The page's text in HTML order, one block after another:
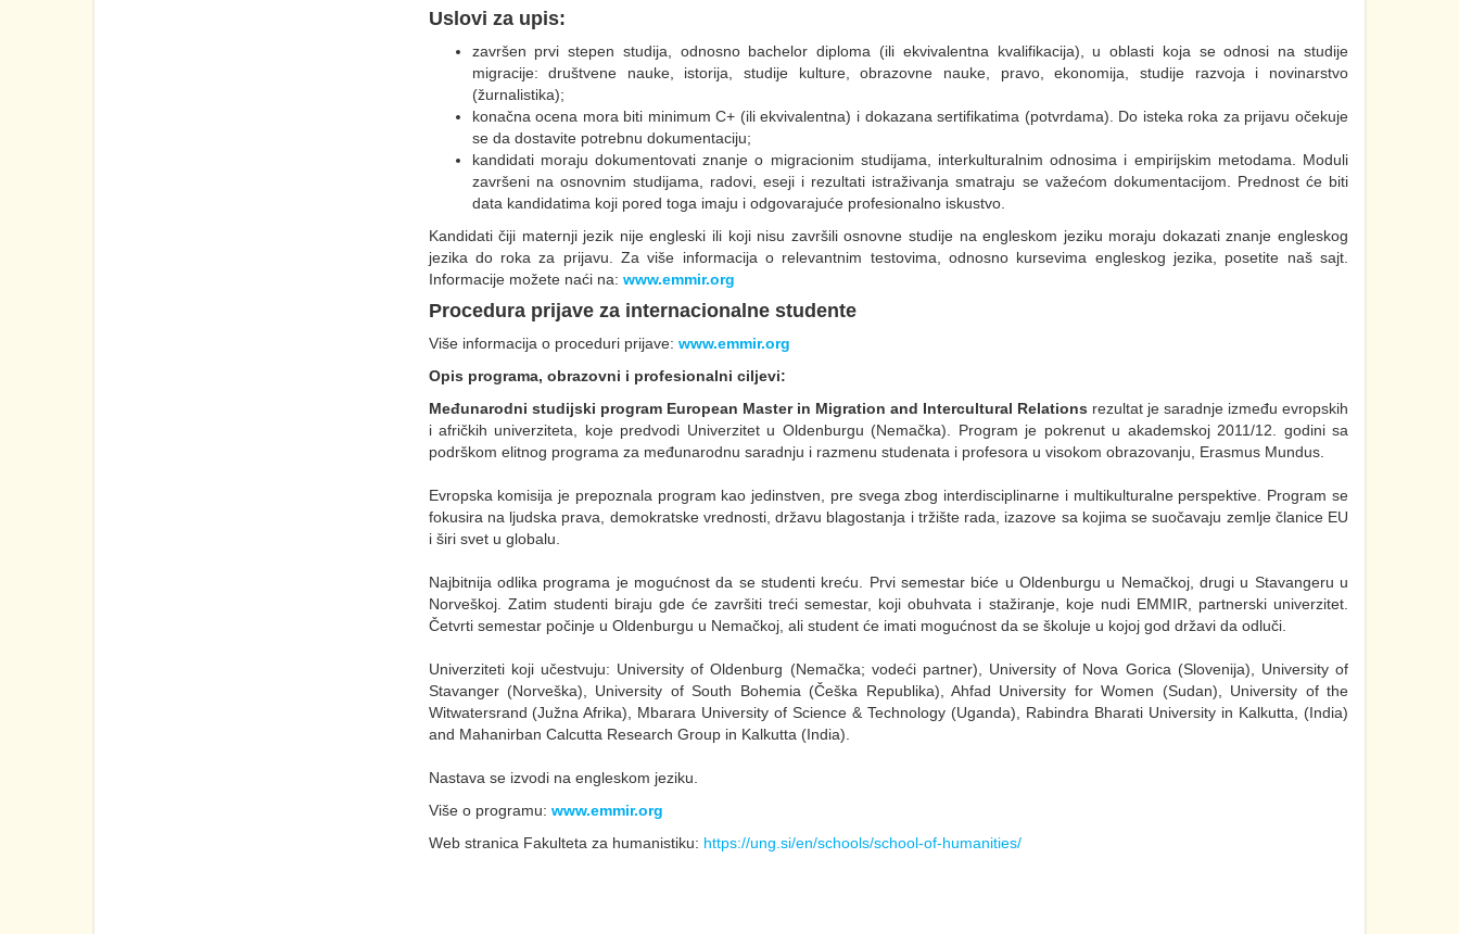
Uslovi za upis:
završen prvi stepen studija, odnosno bachelor diploma (ili ekvivalentna kvalifikacija), u oblasti koja se odnosi na studije
migracije: društvene nauke, istorija, studije kulture, obrazovne nauke, pravo, ekonomija, studije razvoja i novinarstvo
(žurnalistika);
konačna ocena mora biti minimum C+ (ili ekvivalentna) i dokazana sertifikatima (potvrdama). Do isteka roka za prijavu očekuje
se da dostavite potrebnu dokumentaciju;
kandidati moraju dokumentovati znanje o migracionim studijama, interkulturalnim odnosima i empirijskim metodama. Moduli
završeni na osnovnim studijama, radovi, eseji i rezultati istraživanja smatraju se važećom dokumentacijom. Prednost će biti
data kandidatima koji pored toga imaju i odgovarajuće profesionalno iskustvo.
Kandidati čiji maternji jezik nije engleski ili koji nisu završili osnovne studije na engleskom jeziku moraju dokazati znanje engleskog
jezika do roka za prijavu. Za više informacija o relevantnim testovima, odnosno kursevima engleskog jezika, posetite naš sajt.
Informacije možete naći na: www.emmir.org
Procedura prijave za internacionalne studente
Više informacija o proceduri prijave: www.emmir.org
Opis programa, obrazovni i profesionalni ciljevi:
Međunarodni studijski program European Master in Migration and Intercultural Relations rezultat je saradnje između evropskih
i afričkih univerziteta, koje predvodi Univerzitet u Oldenburgu (Nemačka). Program je pokrenut u akademskoj 2011/12. godini sa
podrškom elitnog programa za međunarodnu saradnju i razmenu studenata i profesora u visokom obrazovanju, Erasmus Mundus.
Evropska komisija je prepoznala program kao jedinstven, pre svega zbog interdisciplinarne i multikulturalne perspektive. Program se
fokusira na ljudska prava, demokratske vrednosti, državu blagostanja i tržište rada, izazove sa kojima se suočavaju zemlje članice EU
i širi svet u globalu.
Najbitnija odlika programa je mogućnost da se studenti kreću. Prvi semestar biće u Oldenburgu u Nemačkoj, drugi u Stavangeru u
Norveškoj. Zatim studenti biraju gde će završiti treći semestar, koji obuhvata i stažiranje, koje nudi EMMIR, partnerski univerzitet.
Četvrti semestar počinje u Oldenburgu u Nemačkoj, ali student će imati mogućnost da se školuje u kojoj god državi da odluči.
Univerziteti koji učestvuju: University of Oldenburg (Nemačka; vodeći partner), University of Nova Gorica (Slovenija), University of
Stavanger (Norveška), University of South Bohemia (Češka Republika), Ahfad University for Women (Sudan), University of the
Witwatersrand (Južna Afrika), Mbarara University of Science & Technology (Uganda), Rabindra Bharati University in Kalkutta, (India)
and Mahanirban Calcutta Research Group in Kalkutta (India).
Nastava se izvodi na engleskom jeziku.
Više o programu: www.emmir.org
Web stranica Fakulteta za humanistiku: https://ung.si/en/schools/school-of-humanities/